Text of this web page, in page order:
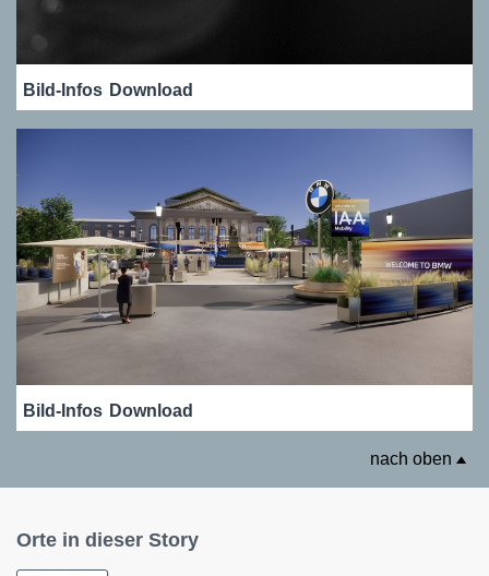
Bild-Infos Download
Bild-Infos Download
nach oben
Orte in dieser Story